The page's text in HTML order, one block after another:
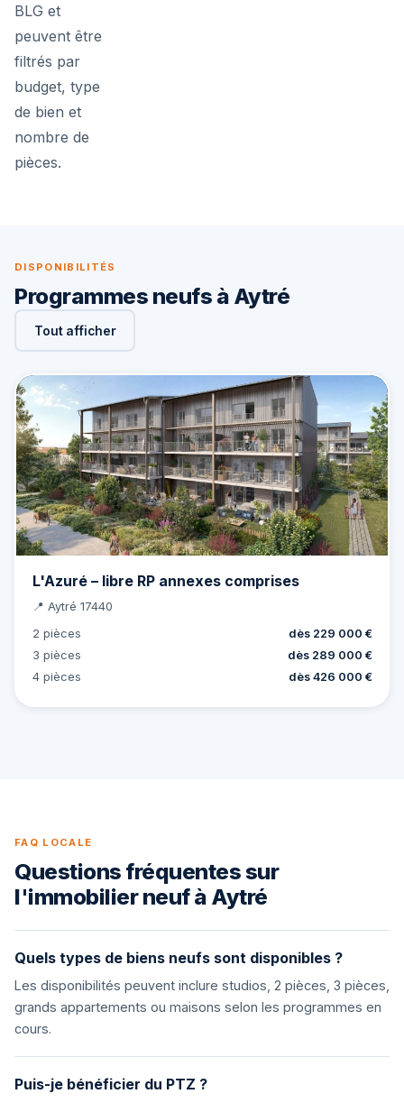
BLG et
peuvent être
filtrés par
budget, type
de bien et
nombre de
pièces.
DISPONIBILITÉS
Programmes neufs à Aytré
Tout afficher
L'Azuré – libre RP annexes comprises
📍 Aytré 17440
2 pièces
dès 229 000 €
3 pièces
dès 289 000 €
4 pièces
dès 426 000 €
FAQ LOCALE
Questions fréquentes sur
l'immobilier neuf à Aytré
Quels types de biens neufs sont disponibles ?
Les disponibilités peuvent inclure studios, 2 pièces, 3 pièces,
grands appartements ou maisons selon les programmes en
cours.
Puis-je bénéficier du PTZ ?